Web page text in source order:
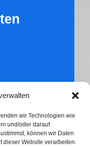
wir Technologien wie
und/oder darauf
können wir Daten
dieser Website verarbeiten.
16.00